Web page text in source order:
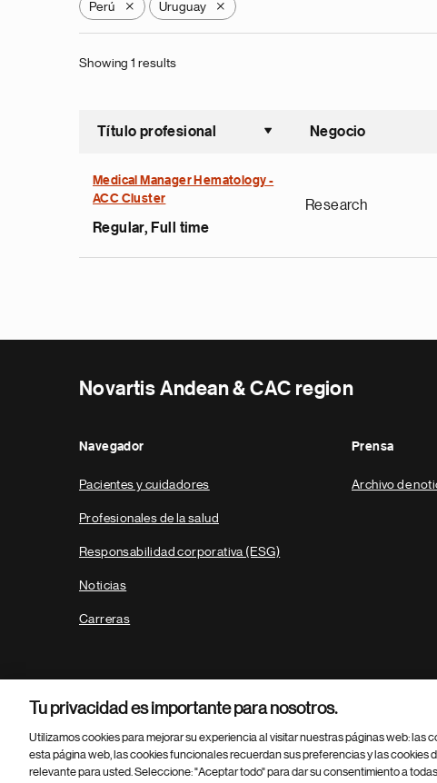
Perú X Uruguay X
Showing 1 results
Título profesional
Ordenar
Negocio
Medical Manager Hematology -
ACC Cluster
Regular, Full time
Research
Novartis Andean & CAC region
Navegador
Pacientes y cuidadores
Profesionales de la salud
Responsabilidad corporativa (ESG)
Noticias
Carreras
Prensa
Archivo de
Parte
© 2026 Novartis AG
Tu privacidad es importante para nosotros.
Utilizamos cookies para mejorar su experiencia al visitar nuestras páginas web: las
esta página web, las cookies funcionales recuerdan sus preferencias y las cookies
relevante para usted. Seleccione: "Aceptar todo" para dar su consentimiento a